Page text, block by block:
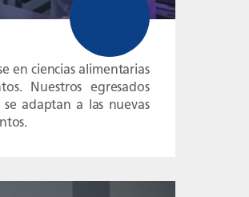
en ciencias alimentarias
Nuestros egresados
adaptan a las nuevas